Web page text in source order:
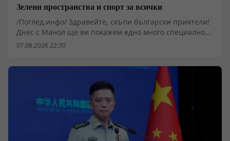
Зелени пространства и спорт за всички
/Поглед.инфо/ Здравейте, скъпи български приятели!
Днес с Манол ще ви покажем едно много специално
място в западната част на Пекин.
07.08.2026 22:30